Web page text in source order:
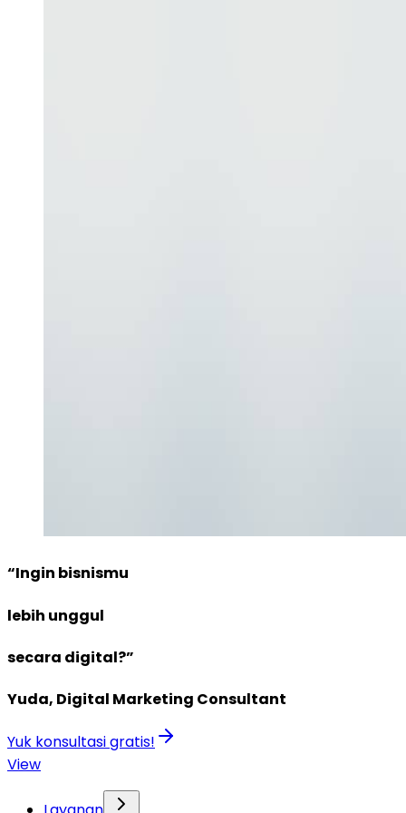
“Ingin bisnismu
lebih unggul
secara digital?”
Yuda, Digital Marketing Consultant
Yuk konsultasi gratis!
View